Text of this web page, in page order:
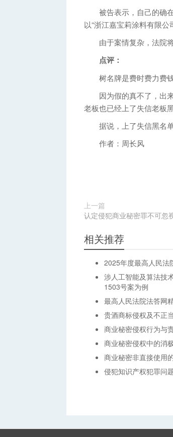
被告表示，自己的确在
以“浙江嘉宝莉涂料有限公
由于案情复杂，法院将
点评：
树名牌是费时费力费钱
因为假的真不了，出来
老板也已经上了失信老板黑
据说，上了失信黑名单
作者：周长风
上一篇
认定侵犯商业秘密罪不可忽
相关推荐
2025年度最高人民法
涉人工智能及算法技
1503号案为例
最高人民法院法答网
贵酒商标侵权及不正
商业秘密侵权行为与
商业秘密侵权中的消
商业秘密非直接使用
侵犯知识产权犯罪问